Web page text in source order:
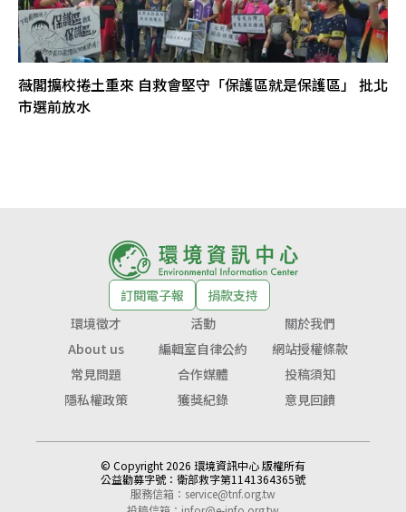
薇閣擴校捲土重來 自救會堅守「保護區就是保護區」 批北
市選前放水
訂閱電子報
捐款支持
環境徵才
活動
關於我們
About us
編輯室自律公約
網站授權條款
常見問題
合作媒體
投稿須知
隱私權政策
獲獎紀錄 意見回饋
© Copyright 2026 環境資訊中心 版權所有
公益勸募字號： 衛部救字第1141364365號
服務信箱： service@tnf.org.tw